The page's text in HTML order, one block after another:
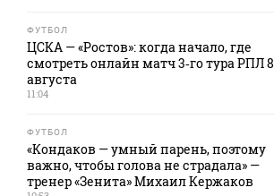
ФУТБОЛ
ЦСКА — «Ростов»: когда начало, где
смотреть онлайн матч 3‑го тура РПЛ 8
августа
11:04
ФУТБОЛ
«Кондаков — умный парень, поэтому
важно, чтобы голова не страдала» —
тренер «Зенита» Михаил Кержаков